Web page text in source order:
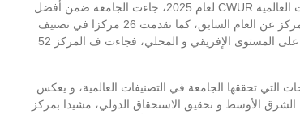
أعلن الدكتور حسان النعماني رئيس جامعة سوهاج انه طبقا لتصنيف الجامعات العالمية CWUR لعام 2025، جاءت الجامعة ضمن أفضل
8.4٪ جامعة على مستوى العالم، و احتلت المركز 1790 عالميا، متقدمة 24 مركز عن العام السابق، كما تقدمت 26 مركزا في تصنيف
البحث العلمي ، وجاءت في المركز 1716، كما احتلت الجامعة مركز متقدما على المستوى الإفريقي و المحلي، فجاءت ف المركز 52
التي تحققها الجامعة في التصنيفات العالمية، و يعكس
الأوسط و تحقيق الاستحقاق الدولي، مشيدا بمركز